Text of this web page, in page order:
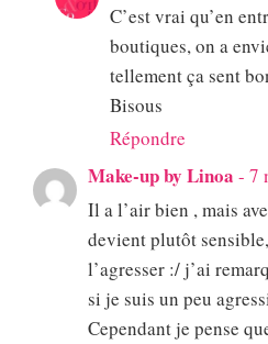
C’est vrai qu’en
boutiques, on a
tellement ça sent
Bisous
Répondre
Make-up by Linoa - 7
Il a l’air bien , mais
devient plutôt
l’agresser :/ j’ai
si je suis un peu
Cependant je pense